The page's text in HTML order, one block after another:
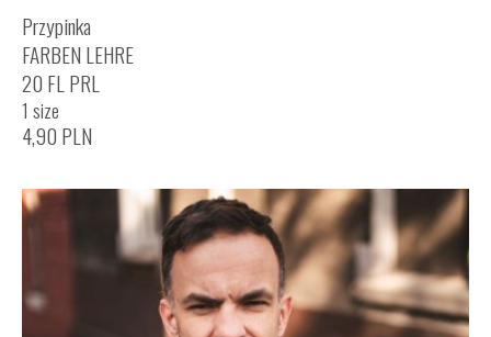
Przypinka
FARBEN LEHRE
20 FL PRL
1 size
4,90 PLN